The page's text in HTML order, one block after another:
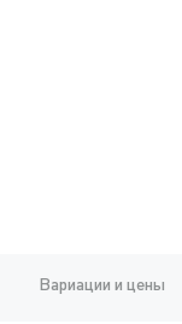
Вариации и цены